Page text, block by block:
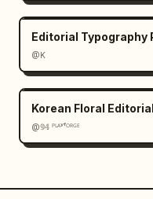
Editorial Typography
@K
Korean Floral
@𝟡𝟜 ᴾᴸᴬʸᶠᴼᴿᴳᴱ